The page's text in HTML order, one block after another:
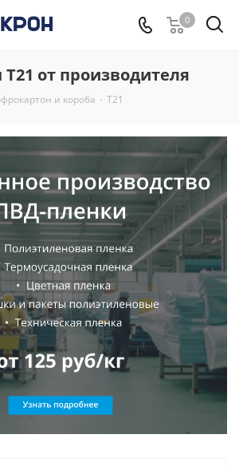
0
от производителя
и короба - Т21